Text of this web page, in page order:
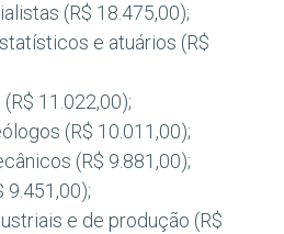
(R$ 18.475,00);
e atuários (R$
11.022,00);
(R$ 10.011,00);
(R$ 9.881,00);
9.451,00);
e de produção (R$